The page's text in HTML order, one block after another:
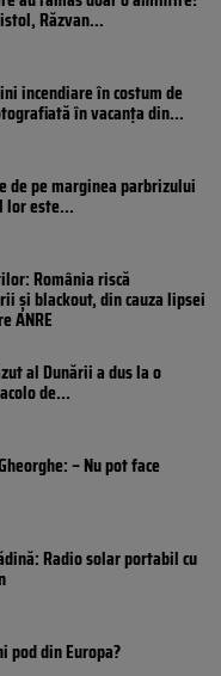
Răzvan...
incendiare în costum de
în vacanța din...
de pe marginea parbrizului
lor este...
România riscă
și blackout, din cauza lipsei
ANRE
al Dunării a dus la o
de...
– Nu pot face
Radio solar portabil cu
pod din Europa?